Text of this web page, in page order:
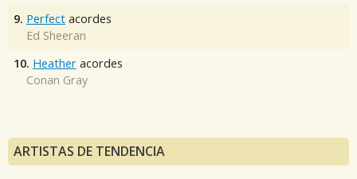
9. Perfect acordes
Ed Sheeran
10. Heather acordes
Conan Gray
ARTISTAS DE TENDENCIA